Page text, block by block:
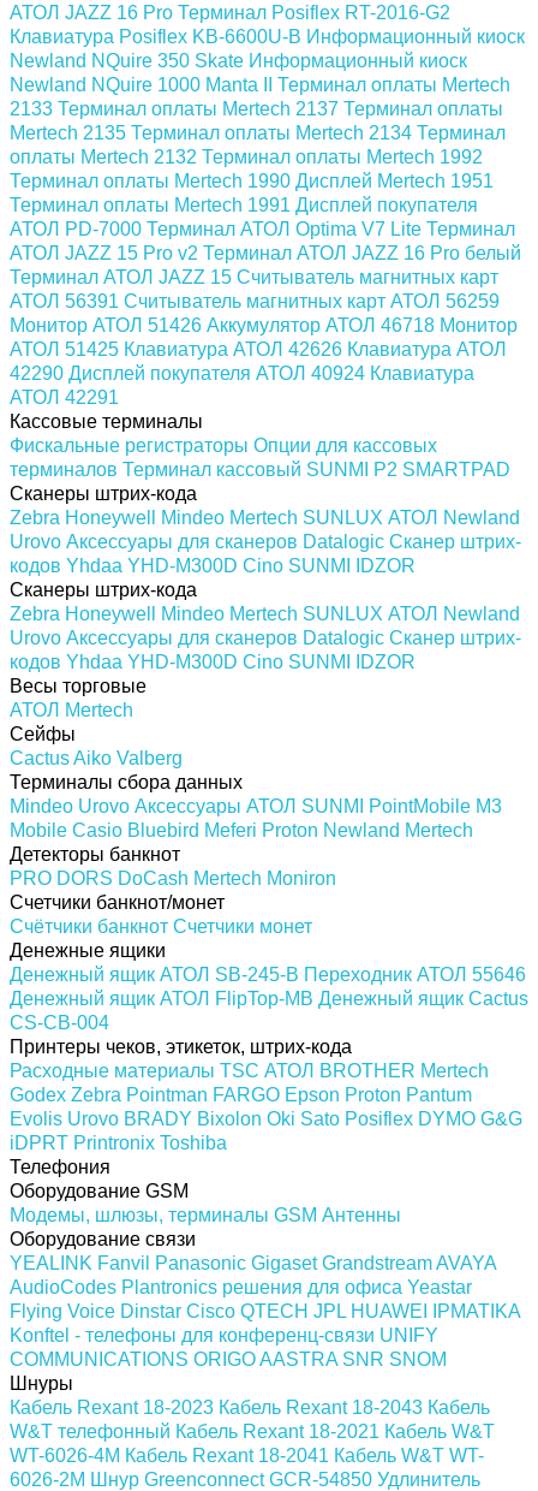
АТОЛ JAZZ 16 Pro Терминал Posiflex RT-2016-G2
Клавиатура Posiflex KB-6600U-B Информационный киоск
Newland NQuire 350 Skate Информационный киоск
Newland NQuire 1000 Manta II
Терминал оплаты Mertech
2133 Терминал оплаты Mertech 2137 Терминал оплаты
Mertech 2135 Терминал оплаты Mertech 2134 Терминал
оплаты Mertech 2132 Терминал оплаты Mertech 1992
Терминал оплаты Mertech 1990 Дисплей Mertech 1951
Терминал оплаты Mertech 1991 Дисплей покупателя
АТОЛ PD-7000 Терминал АТОЛ Optima V7 Lite Терминал
АТОЛ JAZZ 15 Pro v2 Терминал АТОЛ JAZZ 16 Pro белый
Терминал АТОЛ JAZZ 15 Считыватель магнитных карт
АТОЛ 56391 Считыватель магнитных карт АТОЛ 56259
Монитор АТОЛ 51426 Аккумулятор АТОЛ 46718 Монитор
АТОЛ 51425 Клавиатура АТОЛ 42626 Клавиатура АТОЛ
42290 Дисплей покупателя АТОЛ 40924 Клавиатура
АТОЛ 42291
Кассовые терминалы
Фискальные регистраторы Опции для кассовых
терминалов Терминал кассовый SUNMI P2 SMARTPAD
Сканеры штрих-кода
Zebra Honeywell Mindeo Mertech SUNLUX АТОЛ Newland
Urovo Аксессуары для сканеров Datalogic Сканер штрих-
кодов Yhdaa YHD-M300D Cino SUNMI
IDZOR
Сканеры штрих-кода
Zebra Honeywell Mindeo Mertech SUNLUX АТОЛ Newland
Urovo Аксессуары для сканеров Datalogic Сканер штрих-
кодов Yhdaa YHD-M300D Cino SUNMI
IDZOR
Весы торговые
АТОЛ Mertech
Сейфы
CactusAiko Valberg
Терминалы сбора данных
Mindeo Urovo Аксессуары АТОЛ SUNMI PointMobile M3
Mobile Casio Bluebird Meferi Proton Newland Mertech
Детекторы банкнот
PRO DORS DoCash Mertech Moniron
Счетчики банкнот/монет
Счётчики банкнот Счетчики монет
Денежные ящики
Денежный ящик АТОЛ SB-245-B Переходник АТОЛ 55646
Денежный ящик АТОЛ FlipTop-MB Денежный ящик Cactus
CS-CB-004
Принтеры чеков, этикеток, штрих-кода
Расходные материалы TSC АТОЛ BROTHER Mertech
Godex Zebra Pointman FARGO Epson Proton Pantum
Evolis Urovo BRADY Bixolon Oki Sato Posiflex DYMO G&G
iDPRT Printronix Toshiba
Телефония
Оборудование GSM
Модемы, шлюзы, терминалы GSM Антенны
Оборудование связи
YEALINK Fanvil Panasonic Gigaset GrandstreamAVAYA
AudioCodes Plantronics решения для офиса Yeastar
Flying Voice Dinstar Cisco QTECH JPL HUAWEI
IPMATIKA
Konftel - телефоны для конференц-связи UNIFY
COMMUNICATIONS ORIGOAASTRA SNR SNOM
Шнуры
Кабель Rexant 18-2023 Кабель Rexant 18-2043 Кабель
W&T телефонный Кабель Rexant 18-2021 Кабель W&T
WT-6026-4M Кабель Rexant 18-2041 Кабель W&T WT-
6026-2M Шнур Greenconnect GCR-54850 Удлинитель